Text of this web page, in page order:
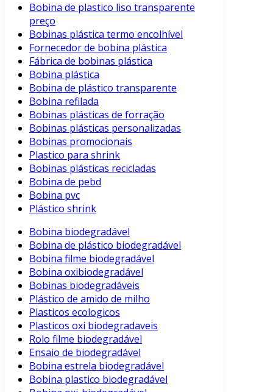
Bobina de plastico liso transparente
preço
Bobinas plástica termo encolhível
Fornecedor de bobina plástica
Fábrica de bobinas plástica
Bobina plástica
Bobina de plástico transparente
Bobina refilada
Bobinas plásticas de forração
Bobinas plásticas personalizadas
Bobinas promocionais
Plastico para shrink
Bobinas plásticas recicladas
Bobina de pebd
Bobina pvc
Plástico shrink
Bobina biodegradável
Bobina de plástico biodegradável
Bobina filme biodegradável
Bobina oxibiodegradável
Bobinas biodegradáveis
Plástico de amido de milho
Plasticos ecologicos
Plasticos oxi biodegradaveis
Rolo filme biodegradável
Ensaio de biodegradável
Bobina estrela biodegradável
Bobina plastico biodegradável